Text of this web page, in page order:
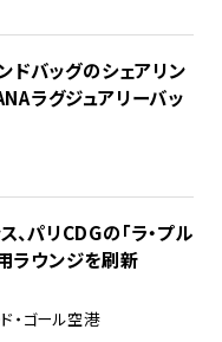
ドバッグのシェアリン
ラグジュアリーバッ
、パリCDGの「ラ・プル
ラウンジを刷新
・ゴール空港